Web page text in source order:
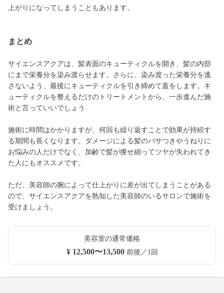
上がりになってしまうこともあります。
まとめ
サイエンスアクアは、髪表面のキューティクルを開き、髪の内部
にまで栄養分を染み渡らせます。さらに、染み渡った栄養分を逃
さないよう、最後にキューティクルを引き締めて蓋をします。キ
ューティクルを整えるだけのトリートメントから、一歩進んだ施
術と言っていいでしょう
施術に時間はかかりますが、何回も繰り返すことで効果が持続す
る期間も長くなります。ダメージによる髪のパサつきやうねりに
お悩みの人だけでなく、加齢で髪が痩せ細ってツヤが失われてき
た人にもオススメです。
ただ、美容師の腕によって仕上がりに差が出てしまうことがある
ので、サイエンスアクアを熟知した美容師のいるサロンで施術を
受けましょう。
美容室の通常価格
¥ 12,500〜13,500前後／1回